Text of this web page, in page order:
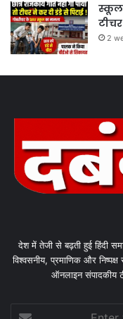
स्कूल
2
देश में तेजी से बढ़ती हुई हिंदी
विश्वसनीय, प्रमाणिक और
ऑनलाइन संपादकीय